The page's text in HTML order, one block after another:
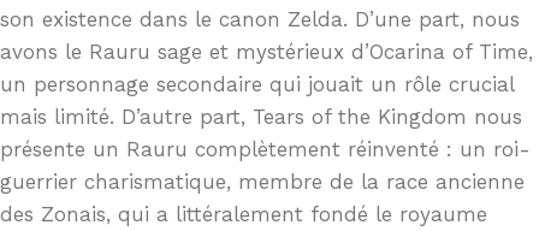
son existence dans le canon Zelda. D’une part, nous
avons le Rauru sage et mystérieux d’Ocarina of Time,
un personnage secondaire qui jouait un rôle crucial
mais limité. D’autre part, Tears of the Kingdom nous
présente un Rauru complètement réinventé : un roi-
guerrier charismatique, membre de la race ancienne
des Zonais, qui a littéralement fondé le royaume